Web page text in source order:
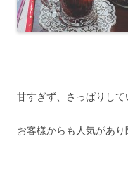
甘すぎず、さっぱりし
お客様からも人気があ